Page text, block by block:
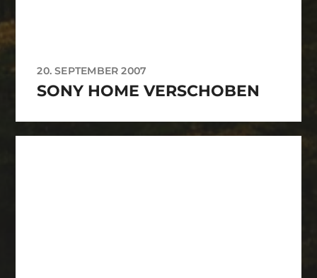
20. SEPTEMBER 2007
SONY HOME VERSCHOBEN